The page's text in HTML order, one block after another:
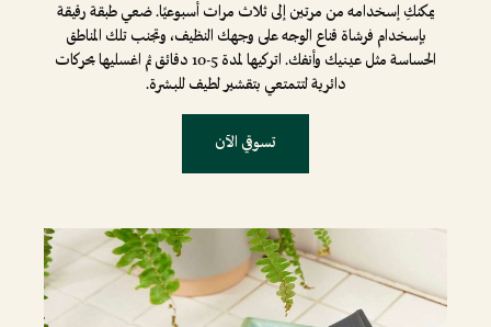
يمكنكِ إسخدامه من مرتين إلى ثلاث مرات أسبوعيًا. ضعي طبقة رقيقة
بإسخدام فرشاة قناع الوجه على وجهك النظيف، وتجنب تلك المناطق
الحساسة مثل عينيك وأنفك. اتركيها لمدة 5-10 دقائق ثم اغسليها بحركات
دائرية لتتمتعي بتقشير لطيف للبشرة.
تسوقي الآن